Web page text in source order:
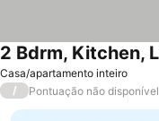
Casa/apartamento inteiro
/ Pontuação não disponível